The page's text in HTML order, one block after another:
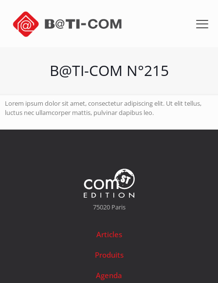
B@TI-COM N°215
Lorem ipsum dolor sit amet, consectetur adipiscing elit. Ut elit tellus,
luctus nec ullamcorper mattis, pulvinar dapibus leo.
75020 Paris
Articles
Produits
Agenda